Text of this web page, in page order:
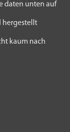
daten unten auf
hergestellt
kaum nach